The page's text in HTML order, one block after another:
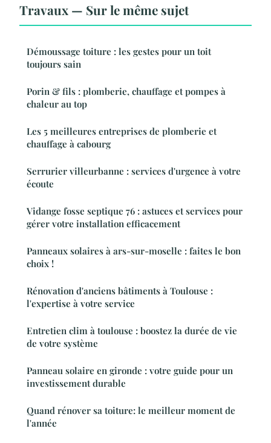
Travaux — Sur le même sujet
Démoussage toiture : les gestes pour un toit
toujours sain
Porin & fils : plomberie, chauffage et pompes à
chaleur au top
Les 5 meilleures entreprises de plomberie et
chauffage à cabourg
Serrurier villeurbanne : services d'urgence à votre
écoute
Vidange fosse septique 76 : astuces et services pour
gérer votre installation efficacement
Panneaux solaires à ars-sur-moselle : faites le bon
choix !
Rénovation d'anciens bâtiments à Toulouse :
l'expertise à votre service
Entretien clim à toulouse : boostez la durée de vie
de votre système
Panneau solaire en gironde : votre guide pour un
investissement durable
Quand rénover sa toiture: le meilleur moment de
l'année